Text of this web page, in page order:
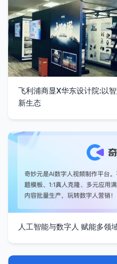
飞利浦商显X华东设计院:以
新生态
人工智能与数字人 赋能多领